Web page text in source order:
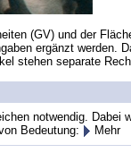
(GV) und der
ergänzt werden.
stehen separate
notwendig.
Bedeutung:
Mehr